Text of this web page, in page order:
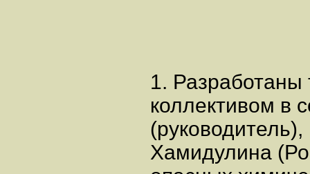
1. Разработаны
коллективом в
Хамидулина